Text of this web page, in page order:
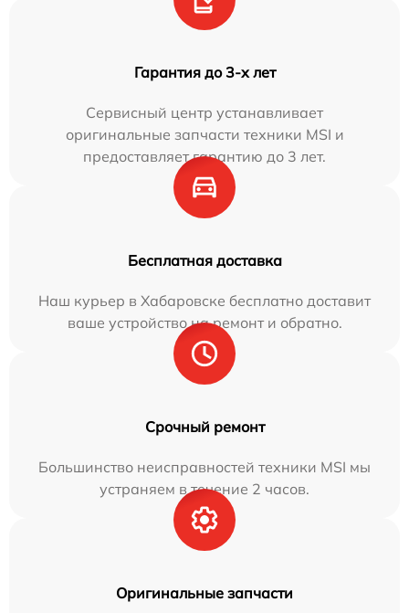
Гарантия до 3-х лет
Сервисный центр устанавливает
оригинальные запчасти техники MSI и
предоставляет гарантию до 3 лет.
Бесплатная доставка
Наш курьер в Хабаровске бесплатно доставит
ваше устройство на ремонт и обратно.
Срочный ремонт
Большинство неисправностей техники MSI мы
устраняем в течение 2 часов.
Оригинальные запчасти